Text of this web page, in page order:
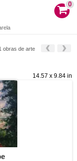
0
obras de arte
14.57 x 9.84 in